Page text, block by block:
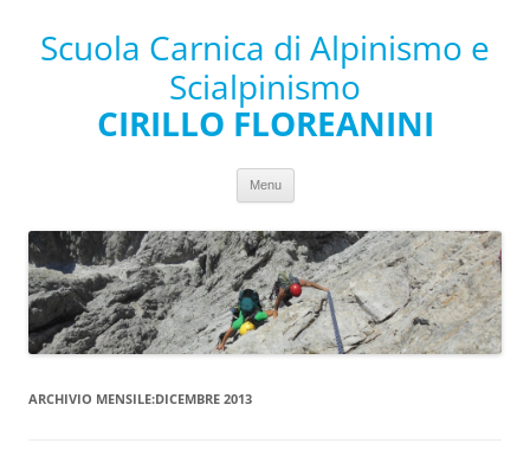
Scuola Carnica di Alpinismo e
Scialpinismo
CIRILLO FLOREANINI
Menu Vai al contenuto
ARCHIVIO MENSILE:DICEMBRE 2013